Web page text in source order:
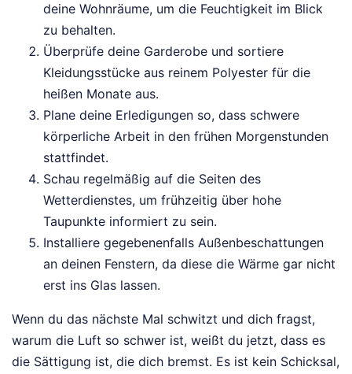
deine Wohnräume, um die Feuchtigkeit im Blick
zu behalten.
Überprüfe deine Garderobe und sortiere
Kleidungsstücke aus reinem Polyester für die
heißen Monate aus.
Plane deine Erledigungen so, dass schwere
körperliche Arbeit in den frühen Morgenstunden
stattfindet.
Schau regelmäßig auf die Seiten des
Wetterdienstes, um frühzeitig über hohe
Taupunkte informiert zu sein.
Installiere gegebenenfalls Außenbeschattungen
an deinen Fenstern, da diese die Wärme gar nicht
erst ins Glas lassen.
Wenn du das nächste Mal schwitzt und dich fragst,
warum die Luft so schwer ist, weißt du jetzt, dass es
die Sättigung ist, die dich bremst. Es ist kein Schicksal,